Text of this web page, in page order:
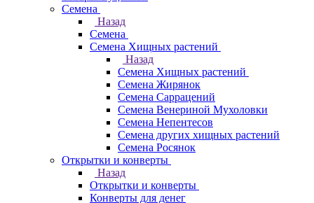
Семена
Назад
Семена
Семена Хищных растений
Назад
Семена Хищных растений
Семена Жирянок
Семена Саррацений
Семена Венериной Мухоловки
Семена Непентесов
Семена других хищных растений
Семена Росянок
Открытки и конверты
Назад
Открытки и конверты
Конверты для денег